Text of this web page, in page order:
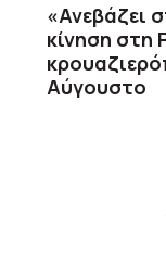
«Ανεβάζει
κίνηση
Αύγουστο